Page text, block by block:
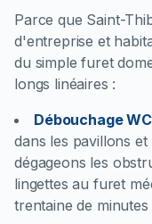
Parce que Saint-
d'entreprise et
du simple furet
longs linéaires :
Débouchage
dans les pavillons
dégageons les
lingettes au furet
trentaine de